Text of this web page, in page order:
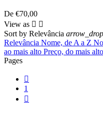
De €70,00
View as  
Sort by Relevância
Relevância Nome, de A a Z
ao mais alto Preço, do mais
Pages

1
